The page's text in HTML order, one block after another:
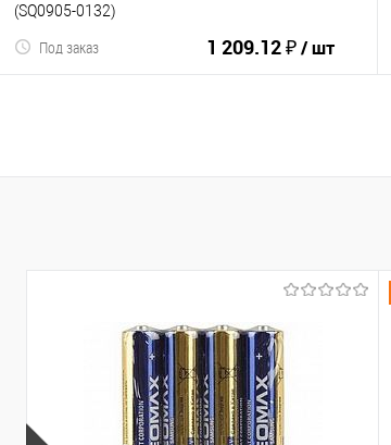
(SQ0905-0132)
1 209.12 ₽/ шт
Под заказ